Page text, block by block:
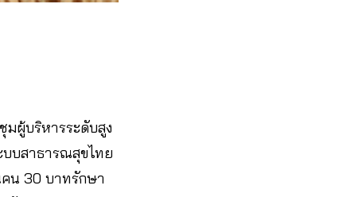
มผู้บริหารระดับสูง
บบสาธารณสุขไทย
คน 30 บาทรักษา